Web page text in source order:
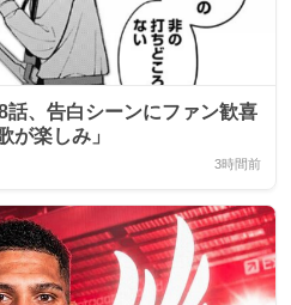
話、告白シーンにファン歓喜
が楽しみ」
3時間前